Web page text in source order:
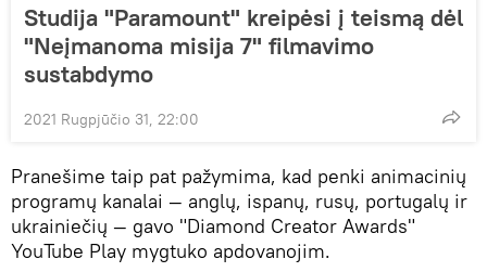
Studija "Paramount" kreipėsi į teismą dėl
"Neįmanoma misija 7" filmavimo
sustabdymo
2021 Rugpjūčio 31, 22:00
Pranešime taip pat pažymima, kad penki animacinių
programų kanalai — anglų, ispanų, rusų, portugalų ir
ukrainiečių — gavo "Diamond Creator Awards"
YouTube Play mygtuko apdovanojim.